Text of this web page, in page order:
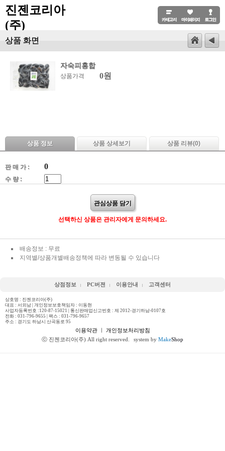
진젠코리아
(주)
상품 화면
자숙피홍합
상품가격 0원
상품 정보 상품 상세보기 상품 리뷰(0)
판 매 가 : 0
수 량 :
관심상품 담기
선택하신 상품은 관리자에게 문의하세요.
배송정보 : 무료
지역별/상품개별배송정책에 따라 변동될 수 있습니다
상점정보 PC버젼 이용안내 고객센터
상호명 : 진젠코리아(주)
대표 : 서외남 | 개인정보보호책임자 : 이동현
사업자등록번호 :120-87-15021 | 통신판매업신고번호 : 제 2012-경기하남-0107호
전화 : 031-796-9655 | 팩스 : 031-796-9657
주소 : 경기도 하남시 산곡동로 95
이용약관ㅣ 개인정보처리방침
ⓒ 진젠코리아(주) All right reserved.
system by MakeShop